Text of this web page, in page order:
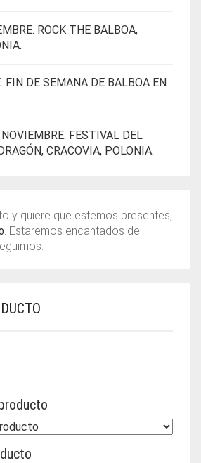
ROCK THE BALBOA,
FIN DE SEMANA DE BALBOA EN
FESTIVAL DEL
CRACOVIA, POLONIA.
y quiere que estemos presentes,
. Estaremos encantados de